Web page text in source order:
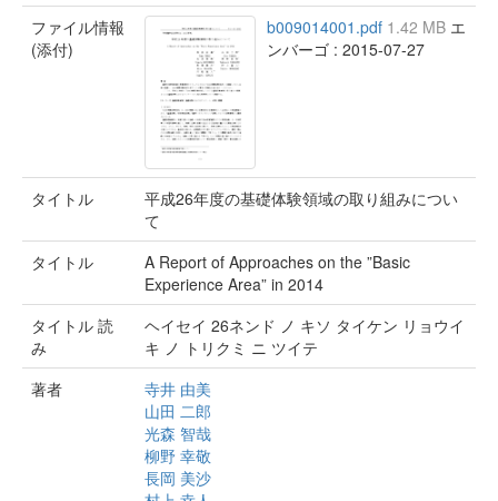
ファイル情報
(添付)
b009014001.pdf 1.42 MB エ
ンバーゴ : 2015-07-27
タイトル
平成26年度の基礎体験領域の取り組みについ
て
タイトル
A Report of Approaches on the ”Basic
Experience Area” in 2014
タイトル 読
み
ヘイセイ 26ネンド ノ キソ タイケン リョウイ
キ ノ トリクミ ニ ツイテ
著者
寺井 由美
山田 二郎
光森 智哉
柳野 幸敬
長岡 美沙